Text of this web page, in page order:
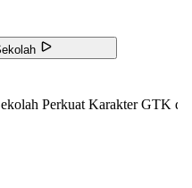
Perkuat Karakter GTK